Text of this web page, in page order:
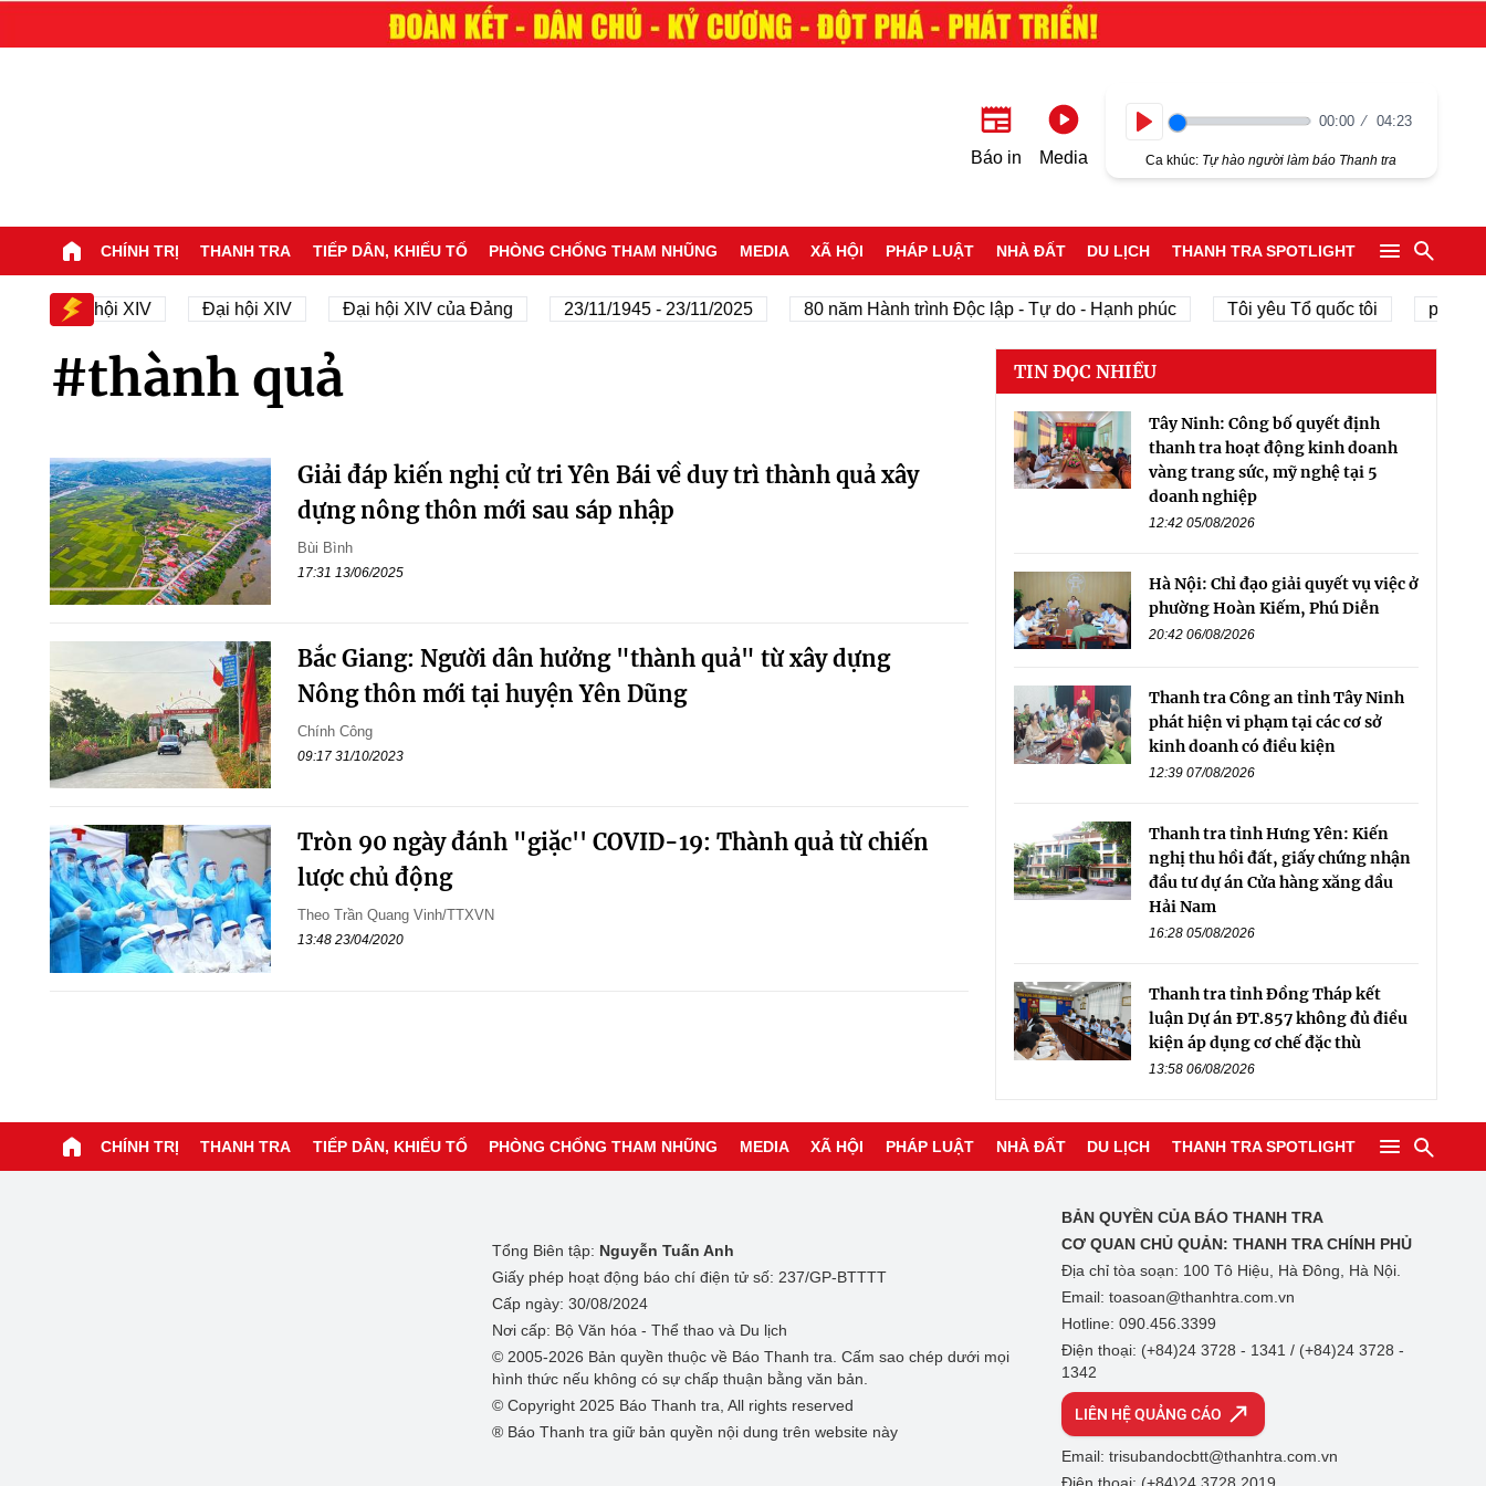
Báo in Media
00:00 04:23
Ca khúc: Tự hào người làm báo Thanh tra
CHÍNH TRỊ THANH TRA TIẾP DÂN, KHIẾU TỐ PHÒNG CHỐNG THAM NHŨNG MEDIA XÃ HỘI PHÁP LUẬT NHÀ ĐẤT DU LỊCH THANH TRA SPOTLIGHT
sự Đại hội XIV Đại hội XIV Đại hội XIV của Đảng 23/11/1945 - 23/11/2025 80 năm Hành trình Độc lập - Tự do - Hạnh phúc Tôi yêu Tổ quốc tôi phát
#thành quả
Giải đáp kiến nghị cử tri Yên Bái về duy trì thành quả xây
dựng nông thôn mới sau sáp nhập
Bùi Bình
17:31 13/06/2025
Bắc Giang: Người dân hưởng "thành quả" từ xây dựng
Nông thôn mới tại huyện Yên Dũng
Chính Công
09:17 31/10/2023
Tròn 90 ngày đánh "giặc'' COVID-19: Thành quả từ chiến
lược chủ động
Theo Trần Quang Vinh/TTXVN
13:48 23/04/2020
TIN ĐỌC NHIỀU
Tây Ninh: Công bố quyết định
thanh tra hoạt động kinh doanh
vàng trang sức, mỹ nghệ tại 5
doanh nghiệp
12:42 05/08/2026
Hà Nội: Chỉ đạo giải quyết vụ việc ở
phường Hoàn Kiếm, Phú Diễn
20:42 06/08/2026
Thanh tra Công an tỉnh Tây Ninh
phát hiện vi phạm tại các cơ sở
kinh doanh có điều kiện
12:39 07/08/2026
Thanh tra tỉnh Hưng Yên: Kiến
nghị thu hồi đất, giấy chứng nhận
đầu tư dự án Cửa hàng xăng dầu
Hải Nam
16:28 05/08/2026
Thanh tra tỉnh Đồng Tháp kết
luận Dự án ĐT.857 không đủ điều
kiện áp dụng cơ chế đặc thù
13:58 06/08/2026
CHÍNH TRỊ THANH TRA TIẾP DÂN, KHIẾU TỐ PHÒNG CHỐNG THAM NHŨNG MEDIA XÃ HỘI PHÁP LUẬT NHÀ ĐẤT DU LỊCH THANH TRA SPOTLIGHT
Tổng Biên tập: Nguyễn Tuấn Anh
Giấy phép hoạt động báo chí điện tử số: 237/GP-BTTTT
Cấp ngày: 30/08/2024
Nơi cấp: Bộ Văn hóa - Thể thao và Du lịch
© 2005-2026 Bản quyền thuộc về Báo Thanh tra. Cấm sao chép dưới mọi
hình thức nếu không có sự chấp thuận bằng văn bản.
© Copyright 2025 Báo Thanh tra, All rights reserved
® Báo Thanh tra giữ bản quyền nội dung trên website này
BẢN QUYỀN CỦA BÁO THANH TRA
CƠ QUAN CHỦ QUẢN: THANH TRA CHÍNH PHỦ
Địa chỉ tòa soạn: 100 Tô Hiệu, Hà Đông, Hà Nội.
Email: toasoan@thanhtra.com.vn
Hotline: 090.456.3399
Điện thoại: (+84)24 3728 - 1341 / (+84)24 3728 -
1342
LIÊN HỆ QUẢNG CÁO
Email: trisubandocbtt@thanhtra.com.vn